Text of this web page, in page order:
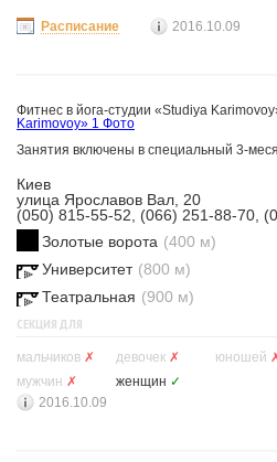
Расписание 2016.10.09
Фитнес в йога-студии «Studiya
Karimovoy» 1 Фото
Занятия включены в специальный 3-
Киев
улица Ярославов Вал, 20
(050) 815-55-52, (066) 251-88-70,
Золотые ворота (400 м)
Университет (800 м)
Театральная (900 м)
СЕКЦИЯ ДЛЯ
мальчиков ✗ девочек ✗ юношей
мужчин ✗ женщин ✓
2016.10.09